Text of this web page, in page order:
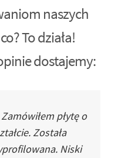
naszych
To działa!
dostajemy:
płytę o
Została
Niski